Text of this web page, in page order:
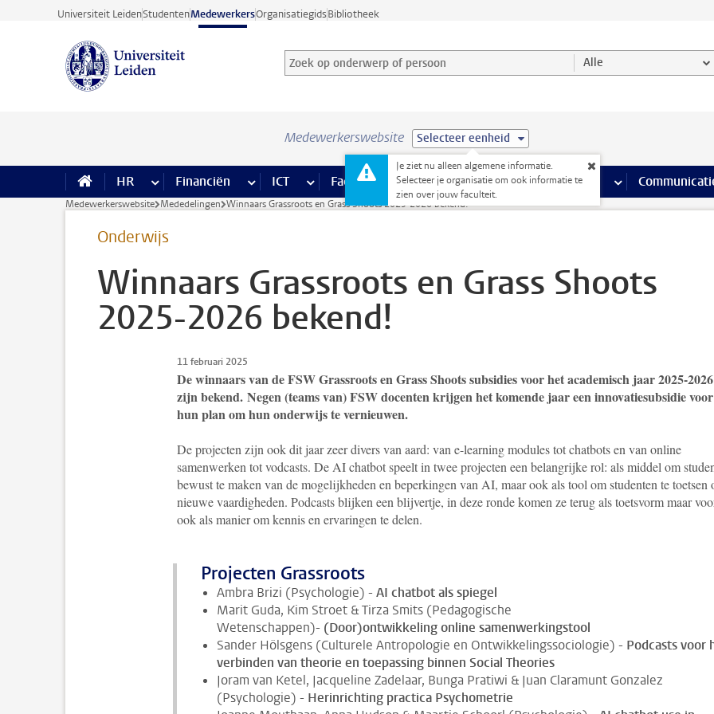
Ga direct naar de inhoud
Universiteit LeidenStudentenMedewerkersOrganisatiegidsBibliotheek
Zoek op onderwerp of persoon en selecteer categorie
Zoekterm Alle
Medewerkerswebsite Selecteer eenheid
Je ziet nu alleen algemene informatie.
Selecteer je organisatie om ook informatie te
zien over jouw faculteit.
HR meer HR pagina’s
Financiën meer Financiën pagina’s
ICT meer ICT pagina’s
Faciliteiten meer Faciliteiten pagina’s
Onderwijs meer Onderwijs pagina’s
Onderzoek meer Onderzoek
Medewerkerswebsite Mededelingen Winnaars Grassroots en Grass Shoots 2025-2026 bekend!
Onderwijs
Winnaars Grassroots en Grass Shoots
2025-2026 bekend!
11 februari 2025
De winnaars van de FSW Grassroots en Grass Shoots subsidies voor het academisch jaar 2025-2026
zijn bekend. Negen (teams van) FSW docenten krijgen het komende jaar een innovatiesubsidie voor
hun plan om hun onderwijs te vernieuwen.
De projecten zijn ook dit jaar zeer divers van aard: van e-learning modules tot chatbots en van online
samenwerken tot vodcasts. De AI chatbot speelt in twee projecten een belangrijke rol: als middel om
bewust te maken van de mogelijkheden en beperkingen van AI, maar ook als tool om studenten te toetsen
nieuwe vaardigheden. Podcasts blijken een blijvertje, in deze ronde komen ze terug als toetsvorm maar
ook als manier om kennis en ervaringen te delen.
Projecten Grassroots
Ambra Brizi (Psychologie) - AI chatbot als spiegel
Marit Guda, Kim Stroet & Tirza Smits (Pedagogische
Wetenschappen)- (Door)ontwikkeling online samenwerkingstool
Sander Hölsgens (Culturele Antropologie en Ontwikkelingssociologie) - Podcasts voor
verbinden van theorie en toepassing binnen Social Theories
Joram van Ketel, Jacqueline Zadelaar, Bunga Pratiwi & Juan Claramunt Gonzalez
(Psychologie) - Herinrichting practica Psychometrie